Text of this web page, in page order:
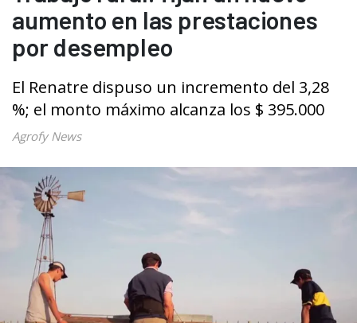
aumento en las prestaciones
por desempleo
El Renatre dispuso un incremento del 3,28
%; el monto máximo alcanza los $ 395.000
Agrofy News